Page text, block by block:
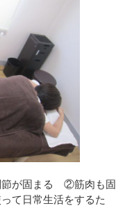
節が固まる ②筋肉も固
日常生活をするた